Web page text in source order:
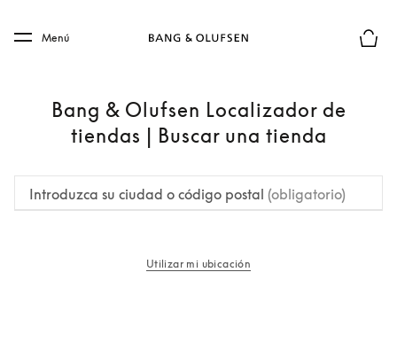
Skip to main footer
Menú
Bang & Olufsen Localizador de
tiendas | Buscar una tienda
Introduzca su ciudad o código postal (obligatorio)
Utilizar mi ubicación